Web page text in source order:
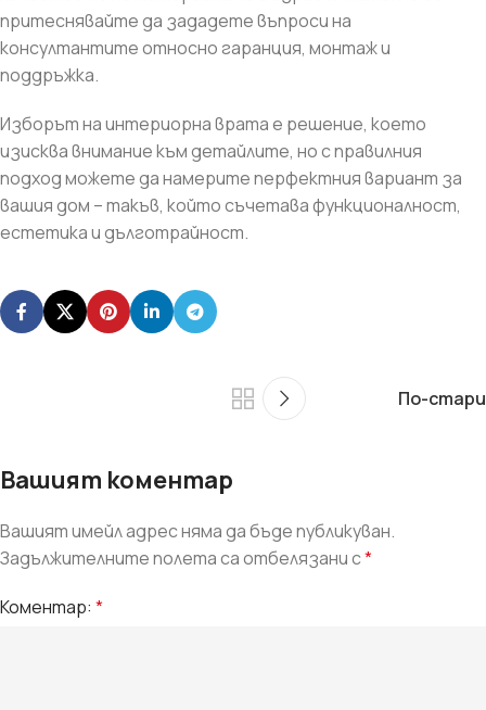
притеснявайте да зададете въпроси на
консултантите относно гаранция, монтаж и
поддръжка.
Изборът на интериорна врата е решение, което
изисква внимание към детайлите, но с правилния
подход можете да намерите перфектния вариант за
вашия дом – такъв, който съчетава функционалност,
естетика и дълготрайност.
По-стари
Вашият коментар
Вашият имейл адрес няма да бъде публикуван.
Задължителните полета са отбелязани с*
Коментар: *